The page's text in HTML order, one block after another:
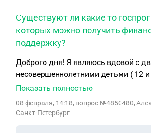
Существуют ли какие то
которых можно получить
поддержку?
Доброго дня! Я являюсь вдовой с
несовершеннолетними детьми ( 12 и
Трудоустроена ( учитель), пенсию от
квартира), разделенная на доли. К
Показать полностью
08 февраля, 14:18, вопрос №4850480,
Санкт-Петербург